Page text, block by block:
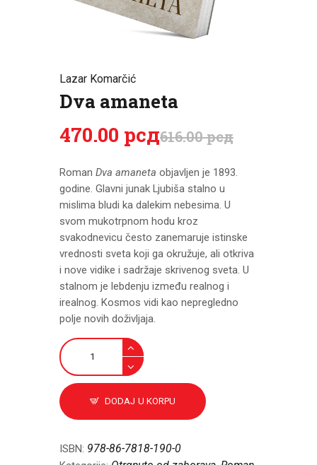
CENOVNIK
Lazar Komarčić
Dva amaneta
616.00рсд
470.00 рсд
Roman Dva amaneta objavljen je 1893.
godine. Glavni junak Ljubiša stalno u
mislima bludi ka dalekim nebesima. U
svom mukotrpnom hodu kroz
svakodnevicu često zanemaruje istinske
vrednosti sveta koji ga okružuje, ali otkriva
i nove vidike i sadržaje skrivenog sveta. U
stalnom je lebdenju između realnog i
irealnog. Kosmos vidi kao nepregledno
polje novih doživljaja.
Dva
amaneta
količina
DODAJ U KORPU
ISBN: 978-86-7818-190-0